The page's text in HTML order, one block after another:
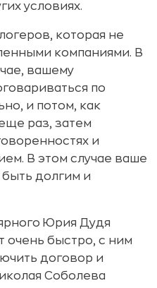
условиях.
которая не
компаниями. В
вашему
по
и потом, как
раз, затем
и
В этом случае ваше
долгим и
Юрия Дудя
очень быстро, с ним
договор и
Соболева